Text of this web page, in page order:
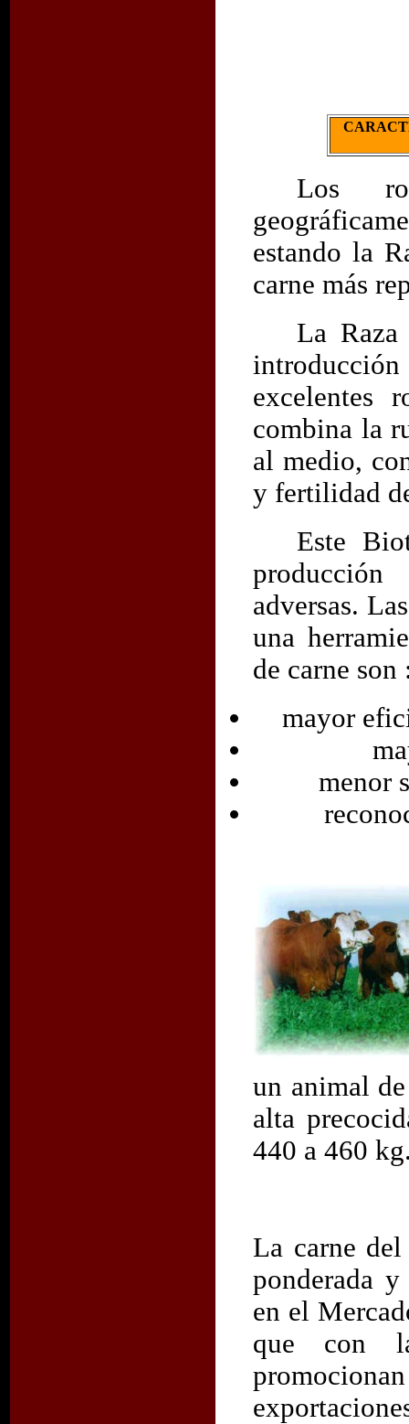
Los
estando la
carne más
La
introducción
excelentes
combina la
al medio,
y fertilidad
Este
adversas.
una
de carne son
mayor
menor
un animal
alta
440 a 460
La carne
ponderada
en el
que con